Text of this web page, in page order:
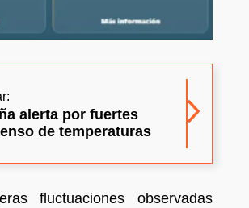
alerta por fuertes
de temperaturas
fluctuaciones observadas